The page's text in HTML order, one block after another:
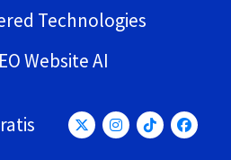
Technologies
Website AI